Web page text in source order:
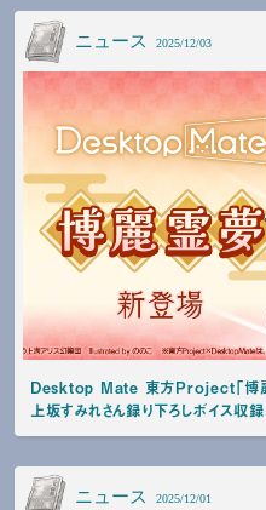
ニュース 2025/12/03
Desktop Mate 東方Project「博麗
上坂すみれさん録り下ろしボイス収録
ニュース 2025/12/01